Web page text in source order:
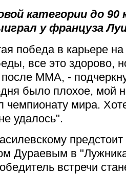
категории до 90
у француза
победа в карьере
все это здорово,
после ММА, -
было плохое, мой
чемпионату мира.
удалось".
Дураевым в
встречи